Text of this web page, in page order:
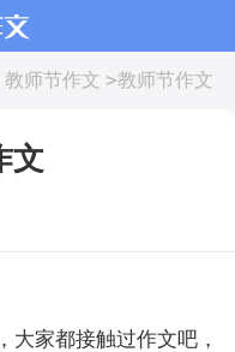
教师节作文 >教师节作文
文
家都接触过作文吧，